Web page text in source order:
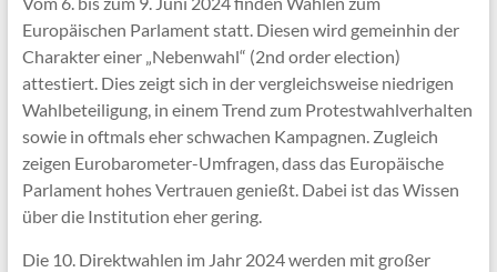
Europäischen Parlament statt. Diesen wird gemeinhin der
Charakter einer „Nebenwahl“ (2nd order election)
attestiert. Dies zeigt sich in der vergleichsweise niedrigen
Wahlbeteiligung, in einem Trend zum Protestwahlverhalten
sowie in oftmals eher schwachen Kampagnen. Zugleich
zeigen Eurobarometer-Umfragen, dass das Europäische
Parlament hohes Vertrauen genießt. Dabei ist das Wissen
über die Institution eher gering.
Die 10. Direktwahlen im Jahr 2024 werden mit großer